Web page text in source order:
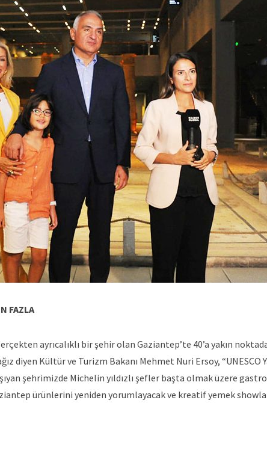
FAZLA
ayrıcalıklı bir şehir olan Gaziantep’te 40’a yakın
diyen Kültür ve Turizm Bakanı Mehmet Nuri Ersoy, “UNESCO
şehrimizde Michelin yıldızlı şefler başta olmak üzere
ürünlerini yeniden yorumlayacak ve kreatif yemek